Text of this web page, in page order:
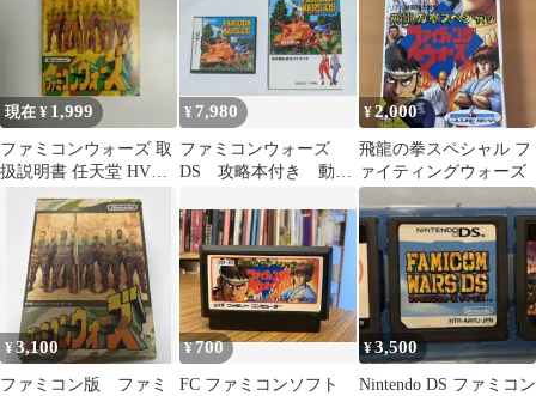
現在 ¥ 1,999
ファミコンウォーズ 取
扱説明書 任天堂 HVC-
¥ 7,980
ファミコンウォーズ
DS 攻略本付き 動作
¥2,000
飛龍の拳スペシャル フ
ァイティングウォーズ
¥3,100
ファミコン版 ファミ
¥700
FC ファミコンソフト
¥3,500
Nintendo DS ファミコン